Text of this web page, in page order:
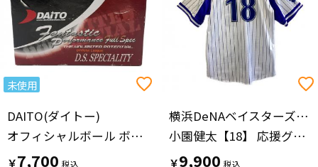
未使用
DAITO(ダイトー)
オフィシャルボール ボール 1箱(12球入)
￥7,700
横浜DeNAベイスターズ(ヨコハマディーエヌエーベイスターズ)
小園健太【18】 応援グッズ ハイクオリティーレプリカユニフォーム SIZE O ホワイト×ブルー
￥9,900